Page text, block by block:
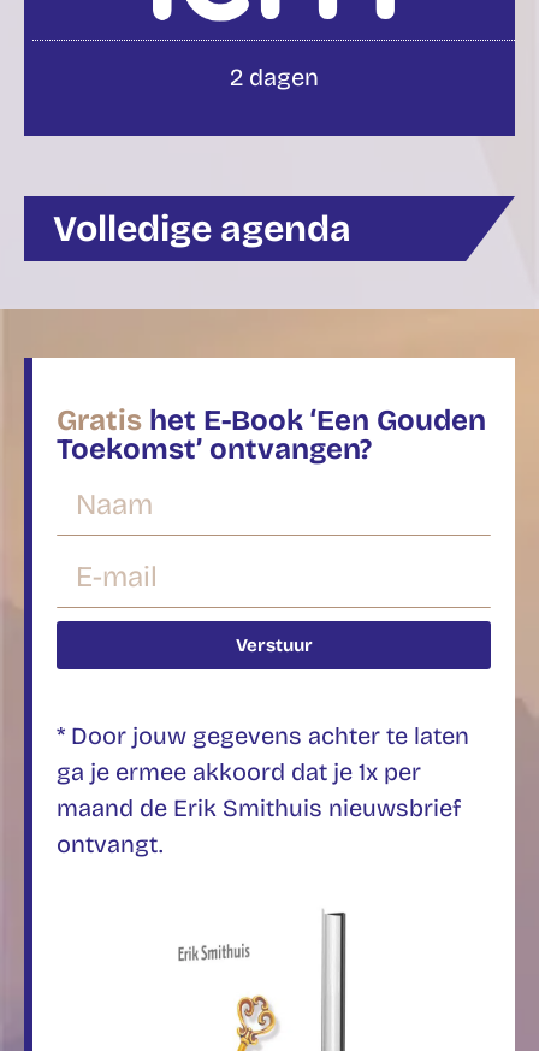
2 dagen
Volledige agenda
Gratis het E-Book ‘Een Gouden
Toekomst’ ontvangen?
Verstuur
* Door jouw gegevens achter te laten
ga je ermee akkoord dat je 1x per
maand de Erik Smithuis nieuwsbrief
ontvangt.